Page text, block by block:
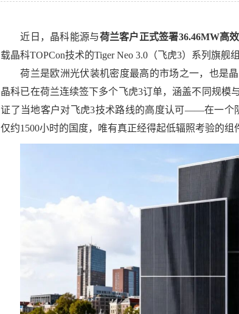
近日，晶科能源与荷兰客户正式签署36.46MW高
载晶科TOPCon技术的Tiger Neo 3.0（飞虎3）系列旗舰组
荷兰是欧洲光伏装机密度最高的市场之一，也是
晶科已在荷兰连续签下多个飞虎3订单，涵盖不同规模
证了当地客户对飞虎3技术路线的高度认可——在一个
仅约1500小时的国度，唯有真正经得起低辐照考验的组